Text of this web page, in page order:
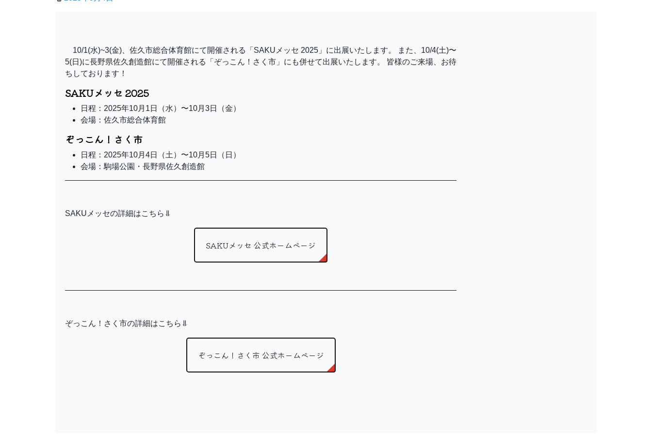
10/1(水)~3(金)、佐久市総合体育館にて開催される「SAKUメッセ 2025」に出展いたします。 また、10/4(土)〜
5(日)に長野県佐久創造館にて開催される「ぞっこん！さく市」にも併せて出展いたします。 皆様のご来場、お待
ちしております！
SAKUメッセ 2025
日程：2025年10月1日（水）〜10月3日（金）
会場：佐久市総合体育館
ぞっこん！さく市
日程：2025年10月4日（土）〜10月5日（日）
会場：駒場公園・長野県佐久創造館
SAKUメッセの詳細はこちら⥥
SAKUメッセ 公式ホームページ
ぞっこん！さく市の詳細はこちら⥥
ぞっこん！さく市 公式ホームページ